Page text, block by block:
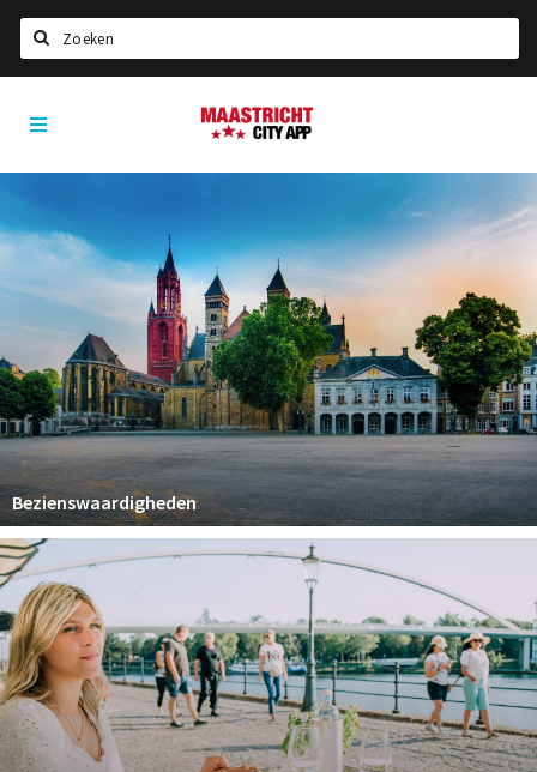
Home
Agenda
Party pics
Nieuws, interviews & blogs
Eten
Drinken
Slapen
Recreatief
Winkels
Winkelgebieden
Parkeren
Bezienswaardigheden
Musea, theaters & podia
Uitjes & activiteiten
Maastricht
City
Bezienswaardigheden